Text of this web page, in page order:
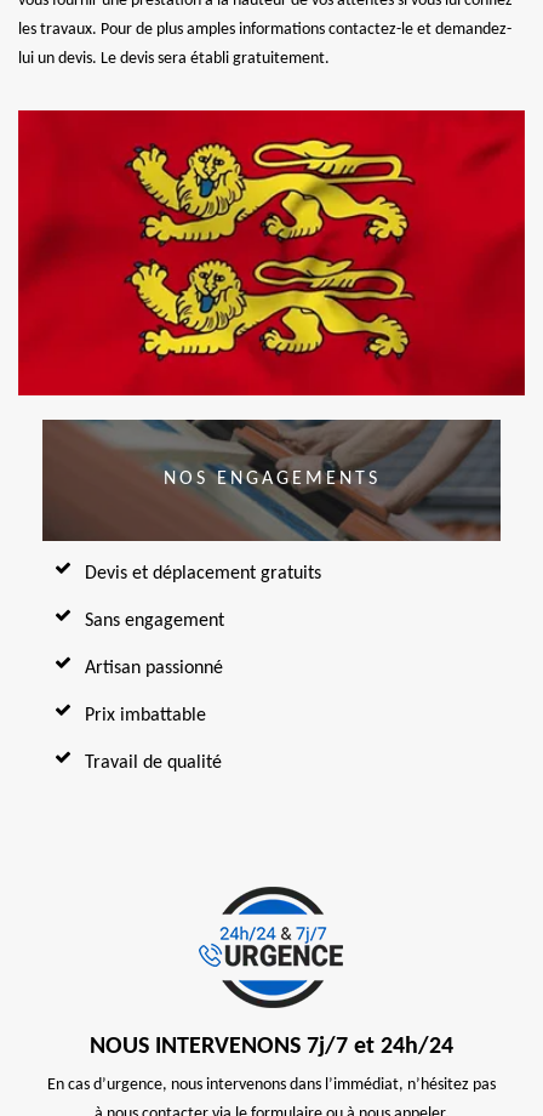
les travaux. Pour de plus amples informations contactez-le et demandez-
lui un devis. Le devis sera établi gratuitement.
NOS ENGAGEMENTS
Devis et déplacement gratuits
Sans engagement
Artisan passionné
Prix imbattable
Travail de qualité
NOUS INTERVENONS 7j/7 et 24h/24
En cas d’urgence, nous intervenons dans l’immédiat, n’hésitez pas